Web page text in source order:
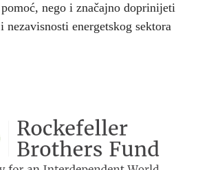
nego i značajno doprinijeti
energetskog sektora